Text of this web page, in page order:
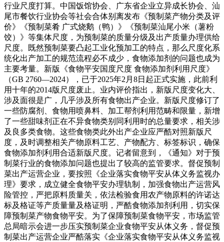
行业尺度打算。中国饭馆协会、广东省企业立异成长协会、汕
尾市餐饮行业协会等社会合体别离发布《预制菜产物分类及评
价》《预制菜肴 广式烧鹅（鸭）》《预制菜汕尾小米（薯粉
饺）》等集体尺度，为预制菜的质量分级及出产质量办理供给
尺度。既然预制菜要凸起工业化预加工的特点，那么尺度化系
统化出产加工的规范流程必不成少，食物添加剂的问题也成为
主要考量。新版《食物平安国度尺度 食物添加剂利用尺度》
（GB 2760—2024），已于2025年2月8日起正式实施，此前利
用十年的2014版尺度废止。业内评价指出，新版尺度变化大、
涉及面很是广，几乎涉及所有食物出产企业。新版尺度修订了
一些防腐剂、食物用喷鼻料、加工帮剂利用范畴和限量，新增
了一些甜味剂正在不异食物类别同利用时的总量要求，相关涉
及良多类食物。这些食物类此外出产企业应严酷对照新版尺
度，及时调整相关产物原料工艺、产物配方、标签标识，确保
食物添加剂利用合适新版尺度。记者留意到，《通知》对于预
制菜行业的食物添加问题也提出了较高的监管要求。督促预制
菜出产运营企业，要按照《企业落实食物平安从体义务监视办
理》要求，成立健全食物平安办理轨制，加强食物出产运营风
险管控，严把原料质量关，依法检验食用农产物原料的许诺达
标及格证等产质量量及格证明，严酷食物添加剂利用，切实保
障预制菜产物食物平安。为了保障预制菜食物平安，市场监管
总局暗示会进一步压实预制菜企业食物平安从体义务，督促预
制菜出产运营企业严酷落实《企业落实食物平安从体义务监视